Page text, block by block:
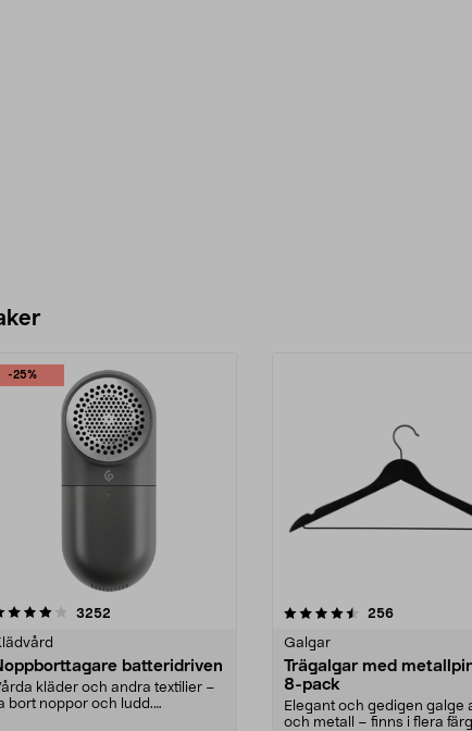
-25%
3252
batteridriven
kläder och andra textilier –
bort noppor och ludd.
4.5av 5 stjärnor 256recensioner
Galgar
Trägalgar med
8-pack
Elegant och gedigen galge
och metall – finns i flera
4.0av 5 stjärnor